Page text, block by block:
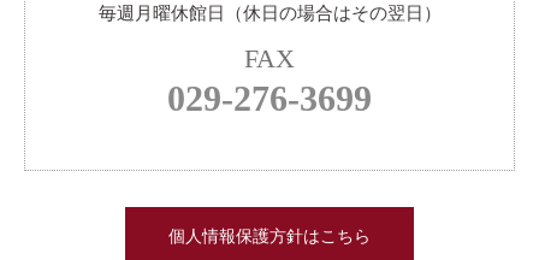
毎週月曜休館日（休日の場合はその翌日）
FAX
029-276-3699
個人情報保護方針はこちら